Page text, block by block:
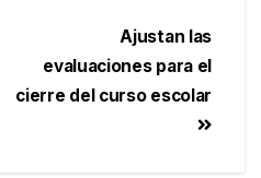
Ajustan las
evaluaciones para el
cierre del curso escolar